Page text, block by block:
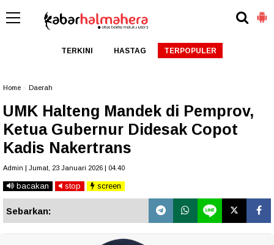
TERKINI HASTAG TERPOPULER
Home Daerah
UMK Halteng Mandek di Pemprov,
Ketua Gubernur Didesak Copot
Kadis Nakertrans
Admin | Jumat, 23 Januari 2026 | 04.40
bacakan stop screen
Sebarkan: